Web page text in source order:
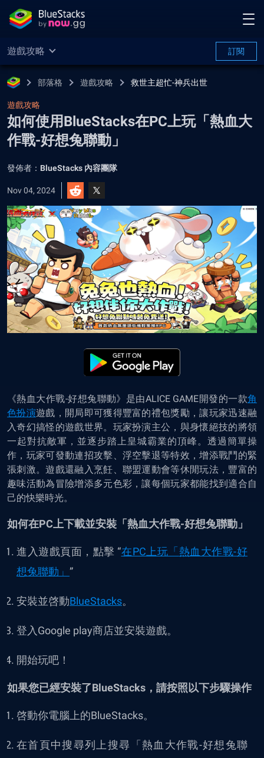
遊戲攻略 訂閱
部落格 遊戲攻略 救世主超忙-神兵出世
遊戲攻略
如何使用BlueStacks在PC上玩「熱血大
作戰-好想兔聯動」
發佈者： BlueStacks 內容團隊
Nov 04, 2024
《熱血大作戰-好想兔聯動》 是由ALICE GAME開發的一款角
色扮演遊戲，開局即可獲得豐富的禮包獎勵，讓玩家迅速融
入奇幻搞怪的遊戲世界。玩家扮演主公，與身懷絕技的將領
一起對抗敵軍，並逐步踏上皇城霸業的頂峰。透過簡單操
作，玩家可發動連招攻擊、浮空擊退等特效，增添戰鬥的緊
張刺激。遊戲還融入烹飪、聯盟運動會等休閒玩法，豐富的
趣味活動為冒險增添多元色彩，讓每個玩家都能找到適合自
己的快樂時光。
如何在PC上下載並安裝「熱血大作戰-好想兔聯動」
進入遊戲頁面，點擊 “在PC上玩「 熱血大作戰-好
想兔聯動 」 ”
安裝並啓動BlueStacks。
登入Google play商店並安裝遊戲。
開始玩吧！
如果您已經安裝了BlueStacks，請按照以下步驟操作
啓動你電腦上的BlueStacks。
在首頁中搜尋列上搜尋「 熱血大作戰-好想兔聯